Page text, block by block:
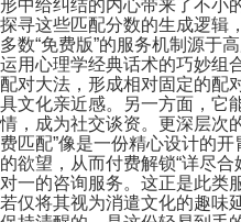
形中给纠结的内心带来了不小
探寻这些匹配分数的生成逻辑
多数“免费版”的服务机制源于
运用心理学经典话术的巧妙组
配对大法，形成相对固定的配
具文化亲近感。另一方面，它
情，成为社交谈资。更深层次
费匹配”像是一份精心设计的
的欲望，从而付费解锁“详尽合
对一的咨询服务。这正是此类
若仅将其视为消遣文化的趣味